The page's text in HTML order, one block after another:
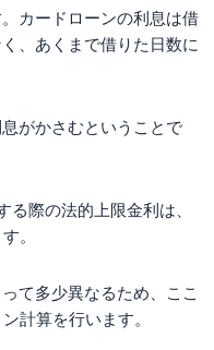
カードローンの利息は借
、あくまで借りた日数に
がかさむということで
る際の法的上限金利は、
。
て多少異なるため、ここ
計算を行います。